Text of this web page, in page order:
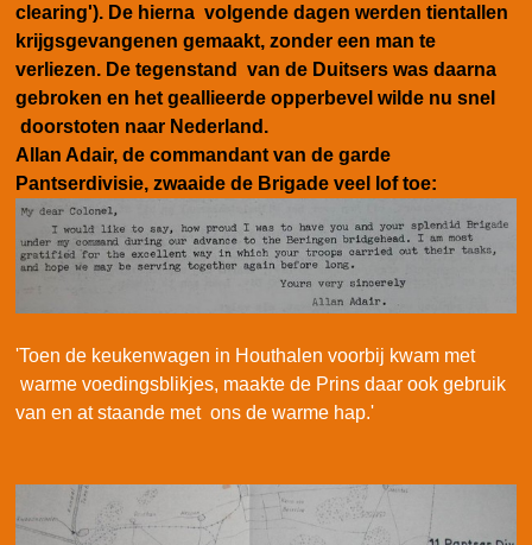
clearing'). De hierna volgende dagen werden tientallen
krijgsgevangenen gemaakt, zonder een man te
verliezen. De tegenstand van de Duitsers was daarna
gebroken en het geallieerde opperbevel wilde nu snel
doorstoten naar Nederland.
Allan Adair, de commandant van de garde
Pantserdivisie, zwaaide de Brigade veel lof toe:
'Toen de keukenwagen in Houthalen voorbij kwam met
warme voedingsblikjes, maakte de Prins daar ook gebruik
van en at staande met ons de warme hap.'